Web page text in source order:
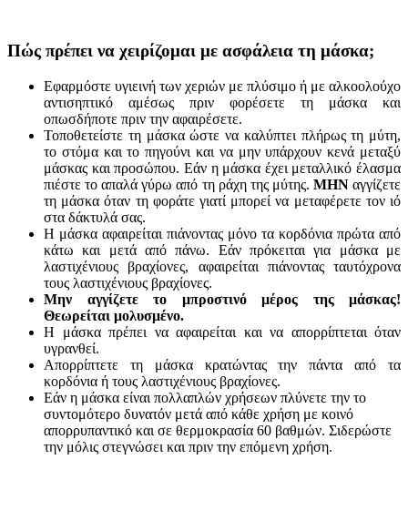
Πώς πρέπει να χειρίζομαι με ασφάλεια τη μάσκα;
Εφαρμόστε υγιεινή των χεριών με πλύσιμο ή με αλκοολούχο
αντισηπτικό αμέσως πριν φορέσετε τη μάσκα και
οπωσδήποτε πριν την αφαιρέσετε.
Τοποθετείστε τη μάσκα ώστε να καλύπτει πλήρως τη μύτη,
το στόμα και το πηγούνι και να μην υπάρχουν κενά μεταξύ
μάσκας και προσώπου. Εάν η μάσκα έχει μεταλλικό έλασμα
πιέστε το απαλά γύρω από τη ράχη της μύτης. ΜΗΝαγγίζετε
τη μάσκα όταν τη φοράτε γιατί μπορεί να μεταφέρετε τον ιό
στα δάκτυλά σας.
Η μάσκα αφαιρείται πιάνοντας μόνο τα κορδόνια πρώτα από
κάτω και μετά από πάνω. Εάν πρόκειται για μάσκα με
λαστιχένιους βραχίονες, αφαιρείται πιάνοντας ταυτόχρονα
τους λαστιχένιους βραχίονες.
Μην αγγίζετε το μπροστινό μέρος της μάσκας!
Θεωρείται μολυσμένο.
Η μάσκα πρέπει να αφαιρείται και να απορρίπτεται όταν
υγρανθεί.
Απορρίπτετε τη μάσκα κρατώντας την πάντα από τα
κορδόνια ή τους λαστιχένιους βραχίονες.
Εάν η μάσκα είναι πολλαπλών χρήσεων πλύνετε την το
συντομότερο δυνατόν μετά από κάθε χρήση με κοινό
απορρυπαντικό και σε θερμοκρασία 60 βαθμών. Σιδερώστε
την μόλις στεγνώσει και πριν την επόμενη χρήση.